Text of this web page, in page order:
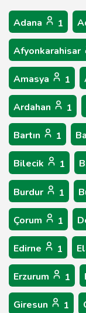
Adana 1
Afyonkarahisar
Amasya 1
Ardahan 1
Bartın 1
Bilecik 1
Burdur 1
Çorum 1
Edirne 1
Erzurum 1
Giresun 1